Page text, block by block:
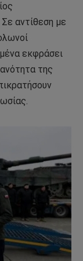
αντίθεση με
εκφράσει
της